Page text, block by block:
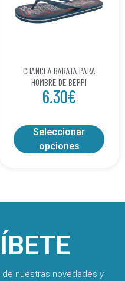
CHANCLA BARATA PARA
HOMBRE DE BEPPI
6.30€
Seleccionar
opciones
nuestras novedades y